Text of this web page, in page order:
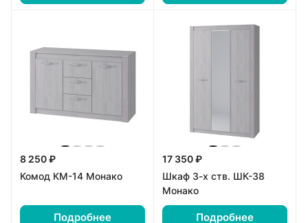
8 250 ₽
Комод КМ-14 Монако
Подробнее
17 350 ₽
Шкаф 3-х ств. ШК-38
Монако
Подробнее